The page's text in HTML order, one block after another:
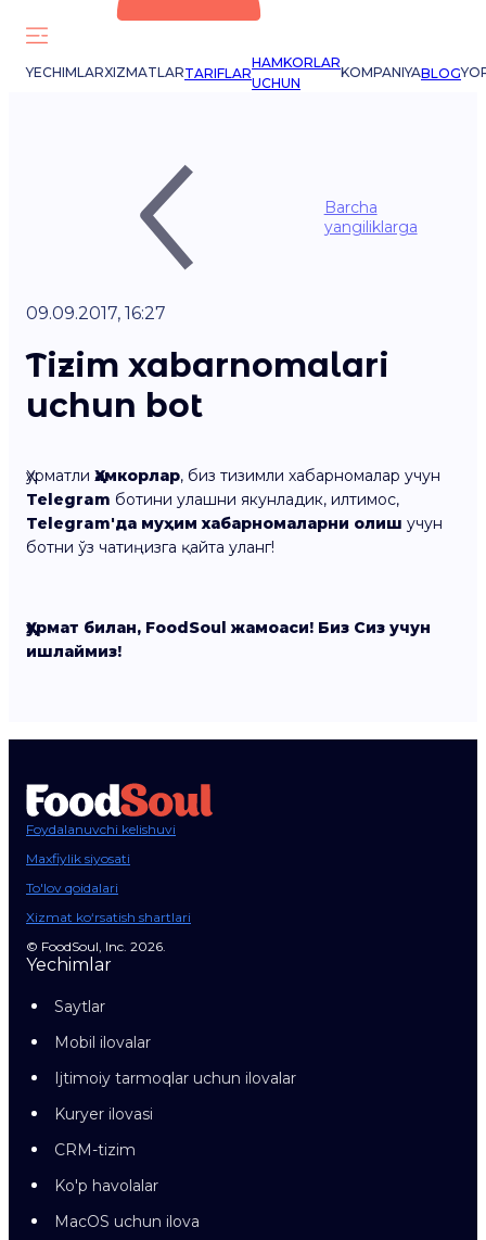
YECHIMLARXIZMATLARTARIFLAR
HAMKORLAR
UCHUN
KOMPANIYABLOG
Barcha
yangiliklarga
09.09.2017, 16:27
Tizim xabarnomalari
uchun bot
Ҳурматли Ҳамкорлар, биз тизимли хабарномалар учун
Telegram ботини улашни якунладик, илтимос,
Telegram'да муҳим хабарномаларни олиш учун
ботни ўз чатиңизга қайта уланг!
Ҳурмат билан, FoodSoul жамоаси! Биз Сиз учун
ишлаймиз!
Foydalanuvchi kelishuvi
Maxfiylik siyosati
To'lov qoidalari
Xizmat ko‘rsatish shartlari
© FoodSoul, Inc. 2026.
Yechimlar
Saytlar
Mobil ilovalar
Ijtimoiy tarmoqlar uchun ilovalar
Kuryer ilovasi
CRM-tizim
Ko'p havolalar
MacOS uchun ilova